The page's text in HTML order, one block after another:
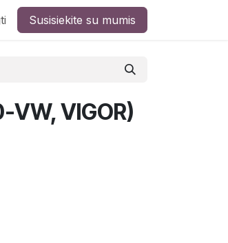
Susisiekite su mumis
VIGOR)